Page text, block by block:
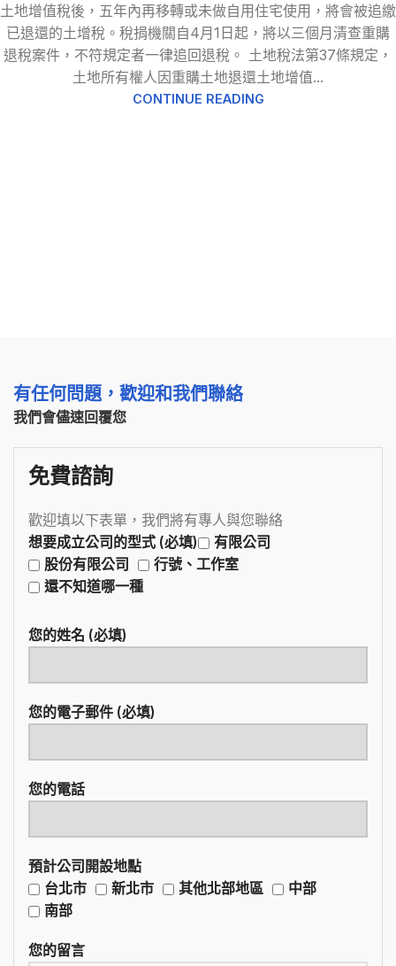
土地增值稅後，五年內再移轉或未做自用住宅使用，將會被追繳
已退還的土增稅。稅捐機關自4月1日起，將以三個月清查重購
退稅案件，不符規定者一律追回退稅。 土地稅法第37條規定，
土地所有權人因重購土地退還土地增值...
CONTINUE READING
有任何問題，歡迎和我們聯絡
我們會儘速回覆您
免費諮詢
歡迎填以下表單，我們將有專人與您聯絡
想要成立公司的型式 (必填)
有限公司
股份有限公司
行號、工作室
還不知道哪一種
您的姓名 (必填)
您的電子郵件 (必填)
您的電話
預計公司開設地點
台北市
新北市 其他北部地區
中部
南部
您的留言